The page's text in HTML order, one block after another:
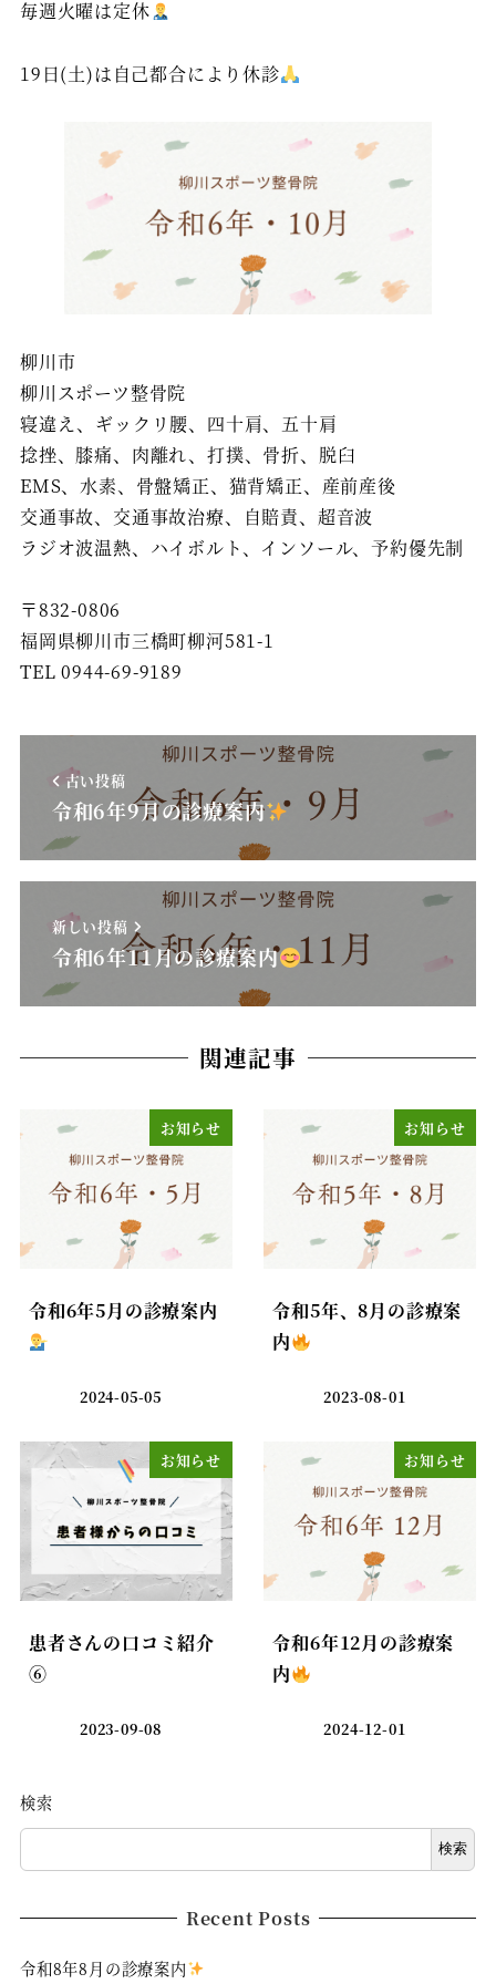
毎週火曜は定休
19日(土)は自己都合により休診
柳川市
柳川スポーツ整骨院
寝違え、ギックリ腰、四十肩、五十肩
捻挫、膝痛、肉離れ、打撲、骨折、脱臼
EMS、水素、骨盤矯正、猫背矯正、産前産後
交通事故、交通事故治療、自賠責、超音波
ラジオ波温熱、ハイボルト、インソール、予約優先制
〒832-0806
福岡県柳川市三橋町柳河581-1
TEL 0944-69-9189
古い投稿
令和6年9月の診療案内
新しい投稿
令和6年11月の診療案内
関連記事
お知らせ
令和6年5月の診療案内‍
2024-05-05
お知らせ
令和5年、8月の診療案
内
2023-08-01
お知らせ
患者さんの口コミ紹介
⑥
2023-09-08
お知らせ
令和6年12月の診療案
内
2024-12-01
検索
検索
Recent Posts
令和8年8月の診療案内